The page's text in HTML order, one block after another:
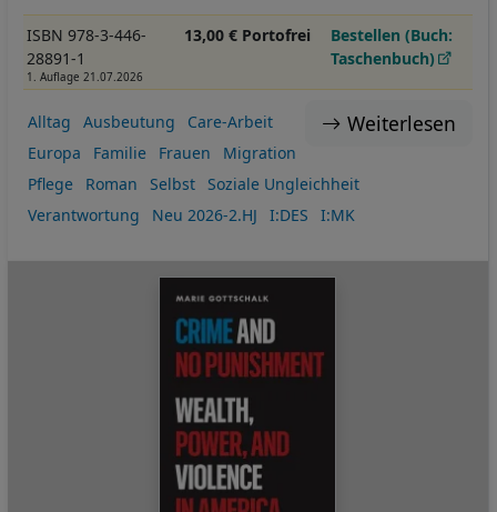
ISBN 978-3-446-
28891-1
1. Auflage 21.07.2026
13,00 € Portofrei
Bestellen (Buch:
Taschenbuch)
Weiterlesen
Alltag Ausbeutung
Care-Arbeit
Europa
Familie Frauen
Migration
Pflege
Roman Selbst
Soziale Ungleichheit
Verantwortung
Neu 2026-2.HJ I:DES I:MK